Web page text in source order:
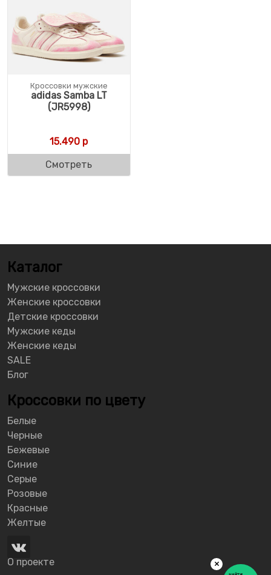
Кроссовки мужские
adidas Samba LT
(JR5998)
15.490 р
Смотреть
Каталог
Мужские кроссовки
Женские кроссовки
Детские кроссовки
Мужские кеды
Женские кеды
SALE
Блог
Кроссовки по цвету
Белые
Черные
Бежевые
Синие
Серые
Розовые
Красные
Желтые
О проекте ×